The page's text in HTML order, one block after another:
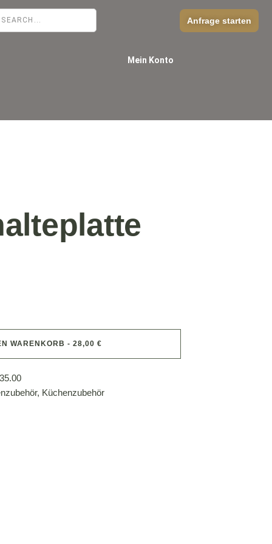
Mein Konto
Anfrage starten
WARENKORB - 28,00 €
, Küchenzubehör